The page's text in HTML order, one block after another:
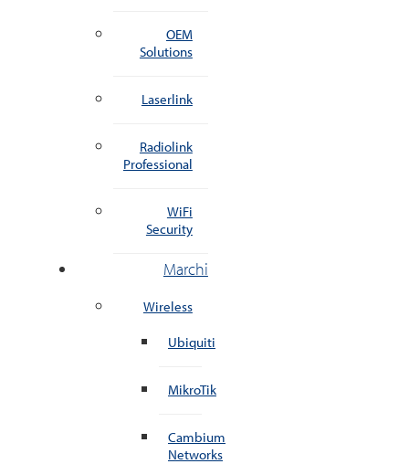
OEM
Solutions
Laserlink
Radiolink
Professional
WiFi
Security
Marchi
Wireless
Ubiquiti
MikroTik
Cambium
Networks